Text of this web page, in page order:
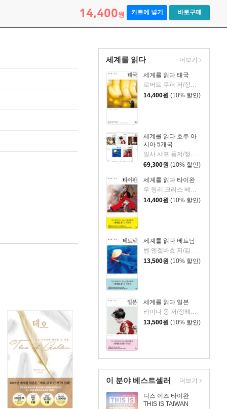
14,400원 카트에 넣기 바로구매
세계를 읽다
세계를 읽다 태국
로버트 쿠퍼 저/정해영 역
14,400원 (10% 할인)
세계를 읽다 호주 아
시아 5개국
69,300원 (10% 할인)
세계를 읽다 타이완
14,400원 (10% 할인)
세계를 읽다 베트남
벤 엔겔바흐 저/김아림 역
13,500원 (10% 할인)
세계를 읽다 일본
13,500원 (10% 할인)
더보기
이 분야 베스트셀러
디스 이즈 타이완
THIS IS TAIWAN
더보기